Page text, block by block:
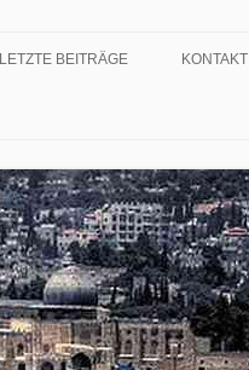
LETZTE BEITRÄGE
WEISHEITEN VON SIMON
ZURÜCK ZU DEN BIBLISCHEN
GRUNDLAGEN – DAVID SILVER
GEBET FÜR DEINE ERRETTUNG
KONTAKT